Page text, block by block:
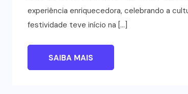
experiência enriquecedora, celebrando a
festividade teve início na […]
SAIBA MAIS